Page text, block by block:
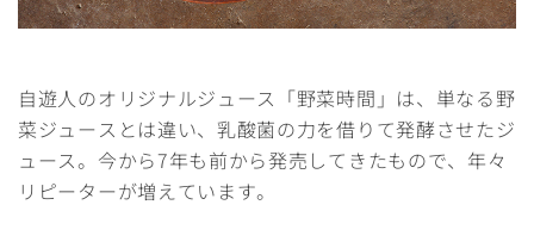
自遊人のオリジナルジュース「野菜時間」は、単なる野
菜ジュースとは違い、乳酸菌の力を借りて発酵させたジ
ュース。今から7年も前から発売してきたもので、年々
リピーターが増えています。